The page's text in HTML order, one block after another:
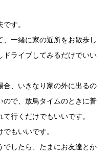
す。
一緒に家の近所をお散歩し
ドライブしてみるだけでいい
合、いきなり家の外に出るの
ので、放鳥タイムのときに普
行くだけでもいいです。
もいいです。
でしたら、たまにお友達とか